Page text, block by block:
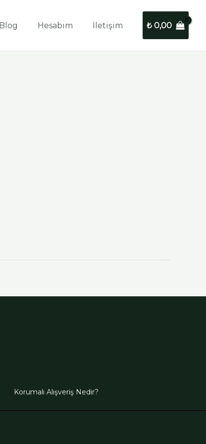
Blog Hesabım İletişim ₺ 0,00
Korumalı Alışveriş Nedir?